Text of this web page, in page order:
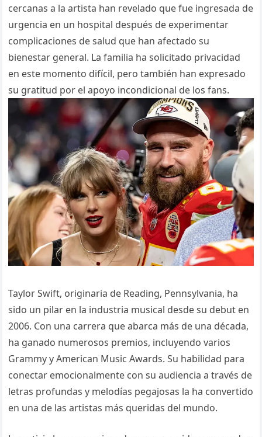
cercanas a la artista han revelado que fue ingresada de
urgencia en un hospital después de experimentar
complicaciones de salud que han afectado su
bienestar general. La familia ha solicitado privacidad
en este momento difícil, pero también han expresado
su gratitud por el apoyo incondicional de los fans.
Taylor Swift, originaria de Reading, Pennsylvania, ha
sido un pilar en la industria musical desde su debut en
2006. Con una carrera que abarca más de una década,
ha ganado numerosos premios, incluyendo varios
Grammy y American Music Awards. Su habilidad para
conectar emocionalmente con su audiencia a través de
letras profundas y melodías pegajosas la ha convertido
en una de las artistas más queridas del mundo.